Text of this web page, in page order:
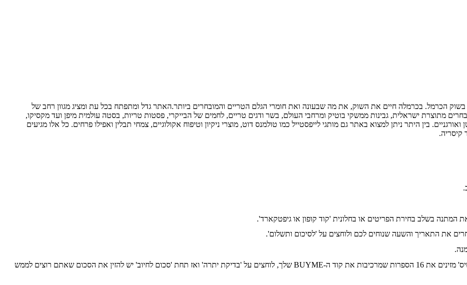
המוביל בישראל שהחל את דרכו לפני 20 שנים בדוכן בשוק הכרמל. בכרמלה חיים את השוק, את מה שבעונה ואת חומרי הגלם הטריים והמובחרים ביותר.האתר גדל ומתפתח בכל עת ומציג מגוון רחב של
מתוצרת ישראלית, גבינות ממשקי בוטיק ומרחבי העולם, בשר ודגים טריים, לחמים של הבייקרי, פסטות טריות, בסטה עולמית מיפן ועד מקסיקו,
בין היתר ניתן למצוא באתר גם מותגי לייפסטייל כמו טולמנס דוט, מוצרי ניקיון וטיפוח אקולוגיים, צמחי תבלין ואפילו פרחים. כל אלו מגיעים
קיסריה.
את התאריך והשעה שנוחים לכם ולוחצים על 'לסיכום ותשלום'.
בפרטי תשלום יש לבחור ב"מימוש שובר BUYME, תחת 'מספר כרטיס' מזינים את 16 הספרות שמרכיבות את קוד ה-BUYME שלך, לוחצים על 'בדיקת יתרה' ואז תחת 'סכום לחיוב' יש להזין את הסכום שאתם רוצים לממש